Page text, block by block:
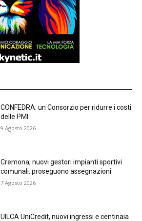
CONFEDRA: un Consorzio per ridurre i costi
delle PMI
9 Agosto 2026
Cremona, nuovi gestori impianti sportivi
comunali: proseguono assegnazioni
7 Agosto 2026
UILCA UniCredit, nuovi ingressi e centinaia